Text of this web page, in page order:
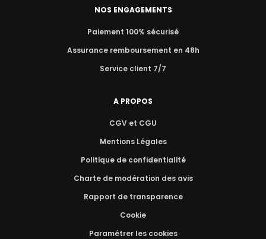
NOS ENGAGEMENTS
Paiement 100% sécurisé
Assurance remboursement en 48h
Service client 7/7
A PROPOS
CGV et CGU
Mentions Légales
Politique de confidentialité
Charte de modération des avis
Rapport de transparence
Cookie
Paramétrer les cookies